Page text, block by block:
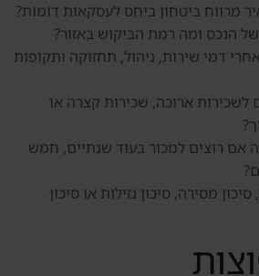
מרווח ביטחון ביחס לעסקאות דומות?
הנכס ומה רמת הביקוש באזור?
דמי שירות, ניהול, תחזוקה ותקופות
ארוכה, שכירות קצרה או
אם רוצים למכור בעוד שנתיים, חמש
מסירה, סיכון נזילות או סיכון